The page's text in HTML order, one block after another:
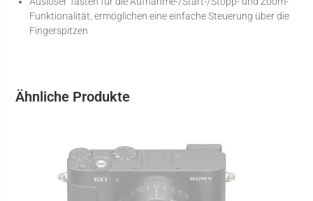
Funktionalität, ermöglichen eine einfache Steuerung über die
Fingerspitzen
Ähnliche Produkte